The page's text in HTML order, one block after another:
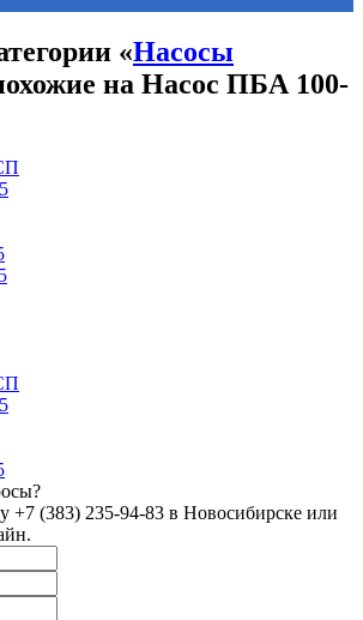
«Насосы
на Насос ПБА 100-
+7 (383) 235-94-83 в Новосибирске или